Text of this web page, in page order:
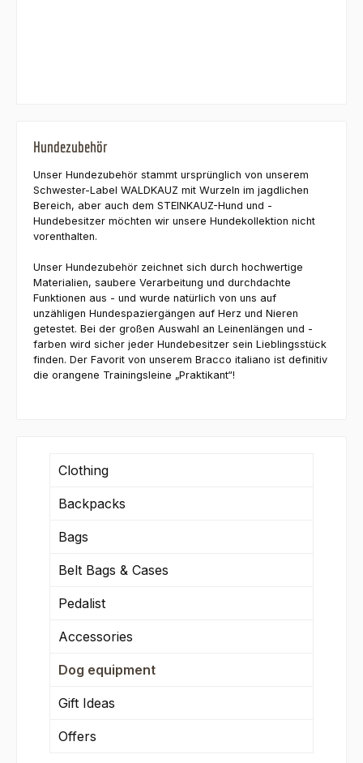
Hundezubehör
Unser Hundezubehör stammt ursprünglich von unserem
Schwester-Label WALDKAUZ mit Wurzeln im jagdlichen
Bereich, aber auch dem STEINKAUZ-Hund und -
Hundebesitzer möchten wir unsere Hundekollektion nicht
vorenthalten.
Unser Hundezubehör zeichnet sich durch hochwertige
Materialien, saubere Verarbeitung und durchdachte
Funktionen aus - und wurde natürlich von uns auf
unzähligen Hundespaziergängen auf Herz und Nieren
getestet. Bei der großen Auswahl an Leinenlängen und -
farben wird sicher jeder Hundebesitzer sein Lieblingsstück
finden. Der Favorit von unserem Bracco italiano ist definitiv
die orangene Trainingsleine „Praktikant“!
Clothing
Backpacks
Bags
Belt Bags & Cases
Pedalist
Accessories
Dog equipment
Gift Ideas
Offers